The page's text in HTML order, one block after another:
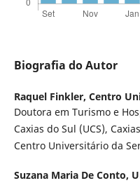
Biografia do Autor
Raquel Finkler, Centro
Doutora em Turismo e
Caxias do Sul (UCS),
Centro Universitário da
Suzana Maria De Conto,